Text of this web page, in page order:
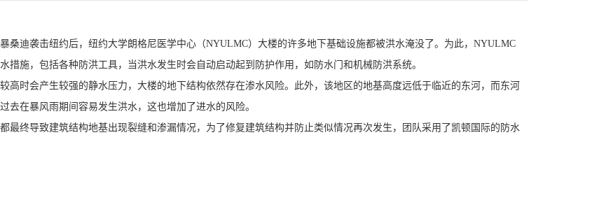
桑迪袭击纽约后，纽约大学朗格尼医学中心（NYULMC）大楼的许多地下基础设施都被洪水淹没了。为此，NYULMC
措施，包括各种防洪工具，当洪水发生时会自动启动起到防护作用，如防水门和机械防洪系统。
高时会产生较强的静水压力，大楼的地下结构依然存在渗水风险。此外，该地区的地基高度远低于临近的东河，而东河
去在暴风雨期间容易发生洪水，这也增加了进水的风险。
最终导致建筑结构地基出现裂缝和渗漏情况，为了修复建筑结构并防止类似情况再次发生，团队采用了凯顿国际的防水